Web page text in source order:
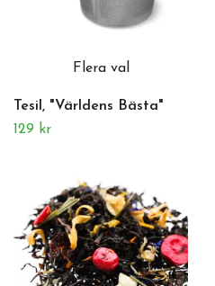
Flera val
Tesil, "Världens Bästa"
129 kr